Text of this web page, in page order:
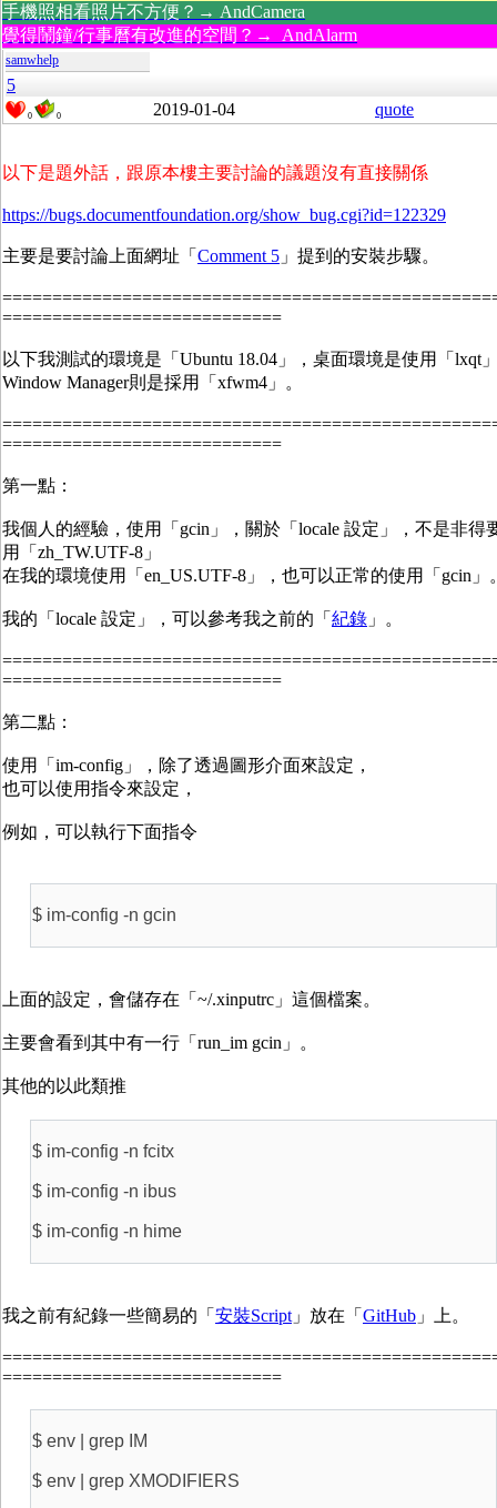
手機照相看照片不方便？→ AndCamera
覺得鬧鐘/行事曆有改進的空間？→ AndAlarm
samwhelp
5
0 0 2019-01-04 quote
以下是題外話，跟原本樓主要討論的議題沒有直接關係
https://bugs.documentfoundation.org/show_bug.cgi?id=122329
主要是要討論上面網址「 Comment 5 」提到的安裝步驟。
============================
以下我測試的環境是「Ubuntu 18.04」，桌面環境是使用「lxqt
Window Manager則是採用「xfwm4」。
============================
第一點：
我個人的經驗，使用「gcin」，關於「locale 設定」，不是非得
用「zh_TW.UTF-8」
在我的環境使用「en_US.UTF-8」，也可以正常的使用「gcin」
我的「locale 設定」，可以參考我之前的「 紀錄 」。
============================
第二點：
使用「im-config」，除了透過圖形介面來設定，
也可以使用指令來設定，
例如，可以執行下面指令
$ im-config -n gcin
上面的設定，會儲存在「~/.xinputrc」這個檔案。
主要會看到其中有一行「run_im gcin」。
其他的以此類推
$ im-config -n fcitx
$ im-config -n ibus
$ im-config -n hime
我之前有紀錄一些簡易的「 安裝Script」放在「 GitHub 」上。
============================
$ env | grep IM
$ env | grep XMODIFIERS